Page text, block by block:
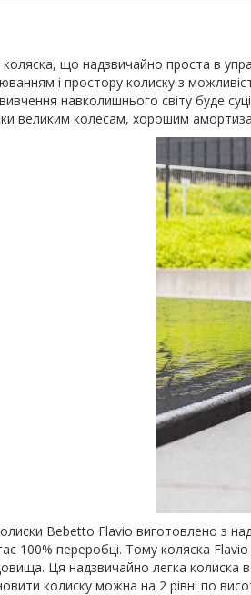
коляска, що надзвичайно проста в
і простору колиску з
навколишнього світу буде
великим колесам, хорошим
Bebetto Flavio виготовлено з
100% переробці. Тому коляска
Ця надзвичайно легка колиска
колиску можна на 2 рівні по